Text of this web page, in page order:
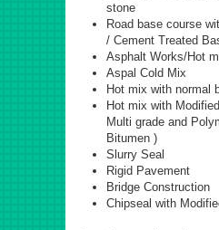
stone
Road base course
/ Cement Treated
Asphalt Works/Hot
Aspal Cold Mix
Hot mix with normal
Hot mix with
Multi grade and
Bitumen )
Slurry Seal
Rigid Pavement
Bridge Construction
Chipseal with